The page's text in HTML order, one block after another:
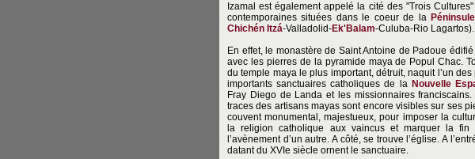
Izamal est également appelé la cité des "Trois
contemporaines situées dans le coeur de la
Chichén Itzá-Valladolid-Ek'Balam-Culuba-Rio Lagartos).
En effet, le monastère de Saint Antoine de Padoue
avec les pierres de la pyramide maya de Popul Chac.
du temple maya le plus important, détruit, naquit l’un
importants sanctuaires catholiques de la Nouvelle
Fray Diego de Landa et les missionnaires franciscains.
traces des artisans mayas sont encore visibles sur ses
couvent monumental, majestueux, pour imposer la
la religion catholique aux vaincus et marquer la fin
l’avènement d’un autre. A côté, se trouve l’église. A
datant du XVIe siècle ornent le sanctuaire.